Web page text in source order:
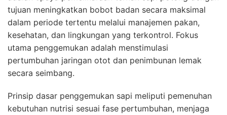
tujuan meningkatkan bobot badan secara maksimal
dalam periode tertentu melalui manajemen pakan,
kesehatan, dan lingkungan yang terkontrol. Fokus
utama penggemukan adalah menstimulasi
pertumbuhan jaringan otot dan penimbunan lemak
secara seimbang.
Prinsip dasar penggemukan sapi meliputi pemenuhan
kebutuhan nutrisi sesuai fase pertumbuhan, menjaga